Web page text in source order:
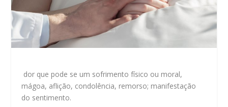
dor que pode se um sofrimento físico ou moral,
mágoa, aflição, condolência, remorso; manifestação
do sentimento.